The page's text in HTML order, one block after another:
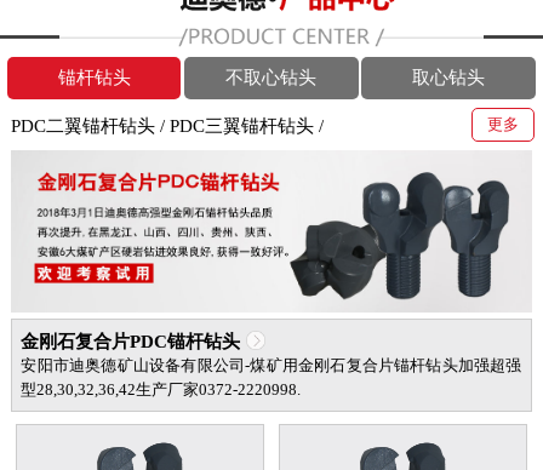
锚杆钻头 不取心钻头 取心钻头
PDC二翼锚杆钻头/ PDC三翼锚杆钻头/ 更多
金刚石复合片PDC锚杆钻头
安阳市迪奥德矿山设备有限公司-煤矿用金刚石复合片锚杆钻头加强超强
型28,30,32,36,42生产厂家0372-2220998.